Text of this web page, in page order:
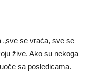
„sve se vraća, sve se
žive. Ako su nekoga
sa posledicama.